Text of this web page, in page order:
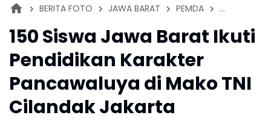
BERITA FOTO JAWA BARAT PEMDA PENDIDIKAN
150 Siswa Jawa Barat Ikuti
Pendidikan Karakter
Pancawaluya di Mako TNI
Cilandak Jakarta